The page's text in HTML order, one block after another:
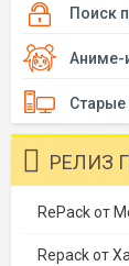
Поиск
Аниме-
РЕЛИЗ
RePack от
Repack от